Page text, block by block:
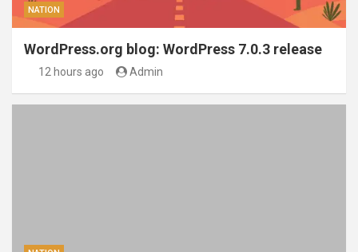
NATION
WordPress.org blog: WordPress 7.0.3 release
12 hours ago Admin